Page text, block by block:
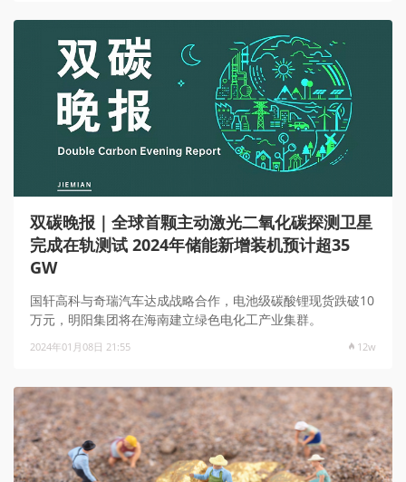
双碳晚报｜全球首颗主动激光二氧化碳探测卫星
完成在轨测试 2024年储能新增装机预计超35
GW
国轩高科与奇瑞汽车达成战略合作，电池级碳酸锂现货跌破10
万元，明阳集团将在海南建立绿色电化工产业集群。
2024年01月08日 21:55 12w